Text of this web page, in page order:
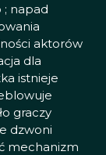
; napad
aktorów
dla
istnieje
graczy
dzwoni
mechanizm